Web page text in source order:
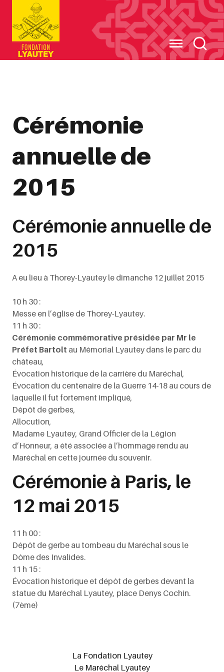
Cérémonie
annuelle de
2015
Cérémonie annuelle de
2015
A eu lieu à Thorey-Lyautey le dimanche 12 juillet 2015
10 h 30 :
Messe en l’église de Thorey-Lyautey.
11 h 30 :
Cérémonie commémorative présidée par Mr le
Préfet Bartolt au Mémorial Lyautey dans le parc du
château,
Évocation historique de la carrière du Maréchal,
Évocation du centenaire de la Guerre 14-18 au cours de
laquelle il fut fortement impliqué,
Dépôt de gerbes,
Allocution,
Madame Lyautey, Grand Officier de la Légion
d’Honneur, a été associée à l’hommage rendu au
Maréchal en cette journée du souvenir.
Cérémonie à Paris, le
12 mai 2015
11 h 00 :
Dépôt de gerbe au tombeau du Maréchal sous le
Dôme des Invalides.
11 h 15 :
Évocation historique et dépôt de gerbes devant la
statue du Maréchal Lyautey, place Denys Cochin.
(7ème)
La Fondation Lyautey
Le Maréchal Lyautey
Cookies management panel